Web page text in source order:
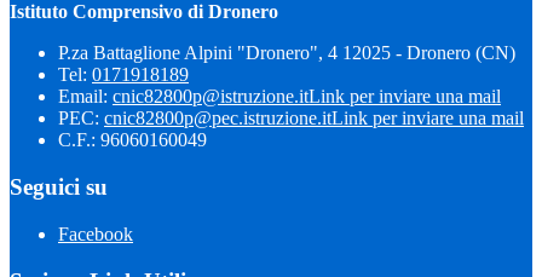
Istituto Comprensivo di Dronero
P.za Battaglione Alpini "Dronero", 4 12025 - Dronero (CN)
Tel: 0171918189
Email: cnic82800p@istruzione.itLink per inviare una mail
PEC: cnic82800p@pec.istruzione.itLink per inviare una mail
C.F.: 96060160049
Seguici su
Facebook